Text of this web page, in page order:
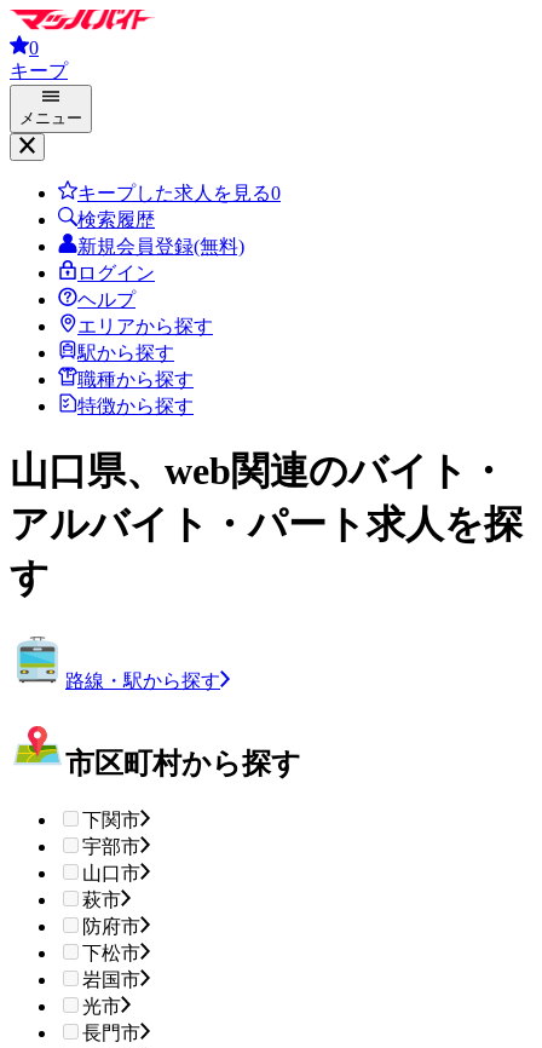
0
キープ
メニュー
キープした求人を見る0
検索履歴
新規会員登録(無料)
ログイン
ヘルプ
エリアから探す
駅から探す
職種から探す
特徴から探す
山口県、web関連のバイト・
アルバイト・パート求人を探
す
路線・駅から探す
市区町村から探す
下関市
宇部市
山口市
萩市
防府市
下松市
岩国市
光市
長門市